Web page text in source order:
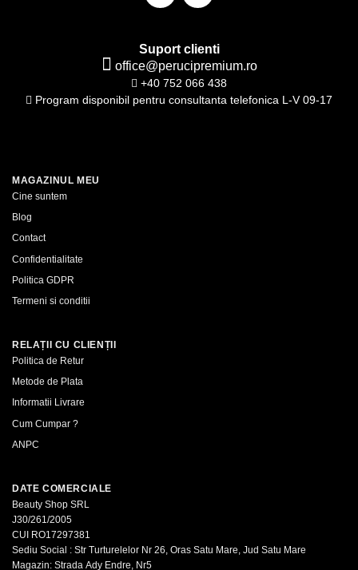
Suport clienti
office@perucipremium.ro
+40 752 066 438
Program disponibil pentru consultanta telefonica L-V 09-17
MAGAZINUL MEU
Cine suntem
Blog
Contact
Confidentialitate
Politica GDPR
Termeni si conditii
RELAȚII CU CLIENȚII
Politica de Retur
Metode de Plata
Informatii Livrare
Cum Cumpar ?
ANPC
DATE COMERCIALE
Beauty Shop SRL
J30/261/2005
CUI RO17297381
Sediu Social : Str Turturelelor Nr 26, Oras Satu Mare, Jud Satu Mare
Magazin: Strada Ady Endre, Nr5